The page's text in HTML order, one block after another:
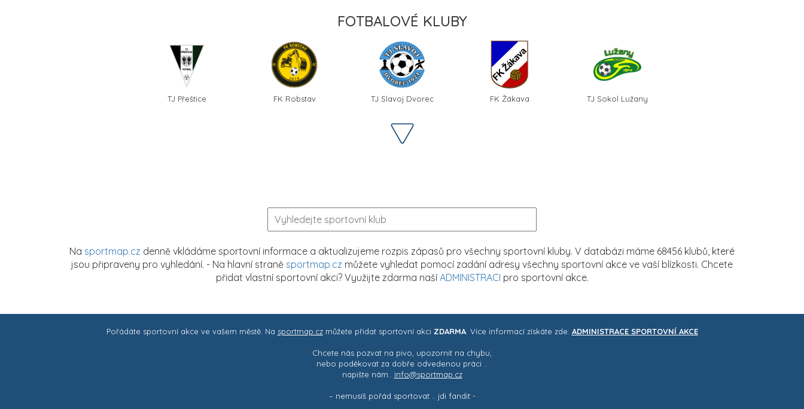
FOTBALOVÉ KLUBY
TJ Přeštice FK Robstav TJ Slavoj Dvorec FK Žákava TJ Sokol Lužany
Na sportmap.cz denně vkládáme sportovní informace a aktualizujeme rozpis zápasů pro všechny sportovní kluby. V databázi máme 68456 klubů, které
jsou připraveny pro vyhledání. - Na hlavní straně sportmap.cz můžete vyhledat pomocí zadání adresy všechny sportovní akce ve vaší blízkosti. Chcete
přidat vlastní sportovní akci? Využijte zdarma naší ADMINISTRACI pro sportovní akce.
Pořádáte sportovní akce ve vašem městě. Na sportmap.czmůžete přidat sportovní akci ZDARMA. Více informací získáte zde: ADMINISTRACE SPORTOVNÍ AKCE
Chcete nás pozvat na pivo, upozornit na chybu,
nebo poděkovat za dobře odvedenou práci ..
napište nám.. info@sportmap.cz
– nemusíš pořád sportovat .. jdi fandit -